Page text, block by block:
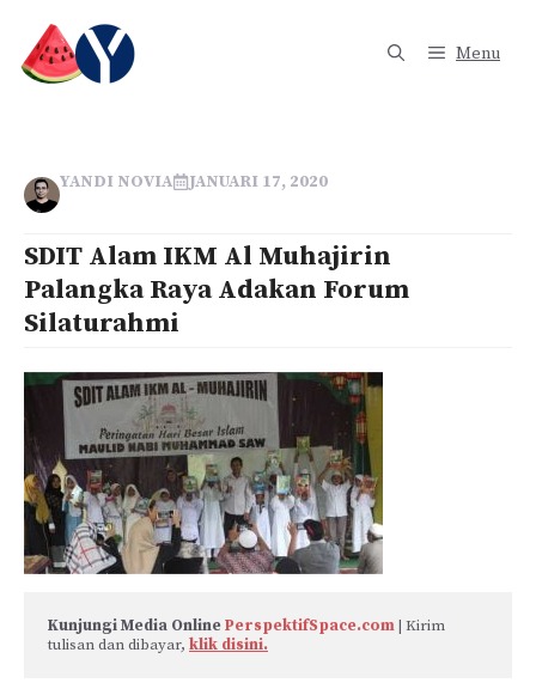
Menu
YANDI NOVIA JANUARI 17, 2020
SDIT Alam IKM Al Muhajirin
Palangka Raya Adakan Forum
Silaturahmi
Kunjungi Media Online PerspektifSpace.com | Kirim
tulisan dan dibayar, klik disini.